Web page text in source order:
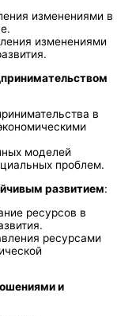
изменениями в
изменениями
в
моделей
проблем.
развитием:
ресурсов в
ресурсами
и